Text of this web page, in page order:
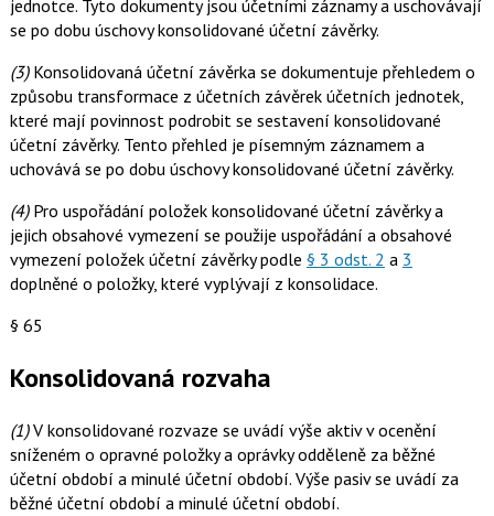
jednotce. Tyto dokumenty jsou účetními záznamy a uschovávají
se po dobu úschovy konsolidované účetní závěrky.
(3)Konsolidovaná účetní závěrka se dokumentuje přehledem o
způsobu transformace z účetních závěrek účetních jednotek,
které mají povinnost podrobit se sestavení konsolidované
účetní závěrky. Tento přehled je písemným záznamem a
uchovává se po dobu úschovy konsolidované účetní závěrky.
(4)Pro uspořádání položek konsolidované účetní závěrky a
jejich obsahové vymezení se použije uspořádání a obsahové
vymezení položek účetní závěrky podle § 3 odst. 2 a 3
doplněné o položky, které vyplývají z konsolidace.
§ 65
Konsolidovaná rozvaha
(1)V konsolidované rozvaze se uvádí výše aktiv v ocenění
sníženém o opravné položky a oprávky odděleně za běžné
účetní období a minulé účetní období. Výše pasiv se uvádí za
běžné účetní období a minulé účetní období.